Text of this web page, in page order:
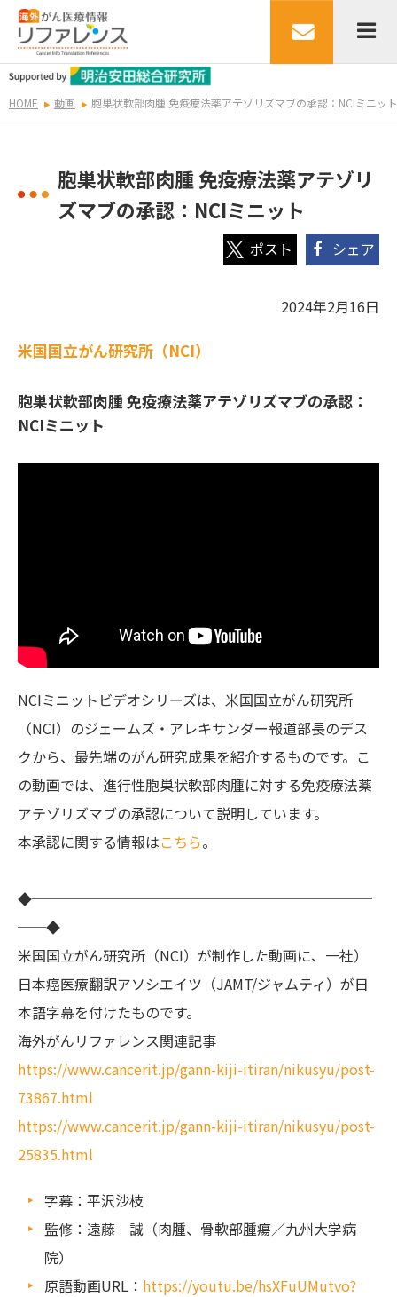
HOME 動画 胞巣状軟部肉腫 免疫療法薬アテゾリズマブの承認：NCIミニット
胞巣状軟部肉腫 免疫療法薬アテゾリ
ズマブの承認：NCIミニット
シェア
2024年2月16日
米国国立がん研究所（NCI）
胞巣状軟部肉腫 免疫療法薬アテゾリズマブの承認：
NCIミニット
NCIミニットビデオシリーズは、米国国立がん研究所
（NCI）のジェームズ・アレキサンダー報道部長のデス
クから、最先端のがん研究成果を紹介するものです。こ
の動画では、進行性胞巣状軟部肉腫に対する免疫療法薬
アテゾリズマブの承認について説明しています。
本承認に関する情報はこちら。
◆────────────────────────
──◆
米国国立がん研究所（NCI）が制作した動画に、一社）
日本癌医療翻訳アソシエイツ（JAMT/ジャムティ）が日
本語字幕を付けたものです。
海外がんリファレンス関連記事
https://www.cancerit.jp/gann-kiji-itiran/nikusyu/post-
73867.html
https://www.cancerit.jp/gann-kiji-itiran/nikusyu/post-
25835.html
字幕：平沢沙枝
監修：遠藤 誠（肉腫、骨軟部腫瘍／九州大学病
院）
原語動画URL： https://youtu.be/hsXFuUMutvo?